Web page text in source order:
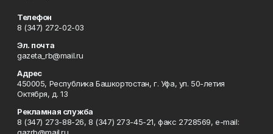
Телефон
8 (347) 272-02-03
Эл. почта
gazeta_rb@mail.ru
Адрес
450005, Республика Башкортостан, г. Уфа, ул. 50-летия
Октября, д. 13
Рекламная служба
8 (347) 273-88-26, 8 (347) 273-45-21, факс 2728569, e-mail: